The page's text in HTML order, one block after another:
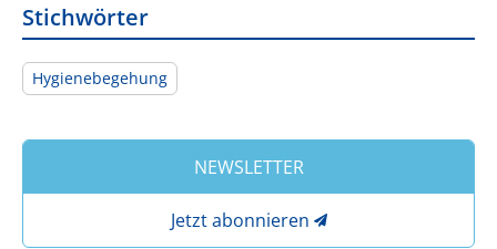
Stichwörter
Hygienebegehung
NEWSLETTER
Jetzt abonnieren